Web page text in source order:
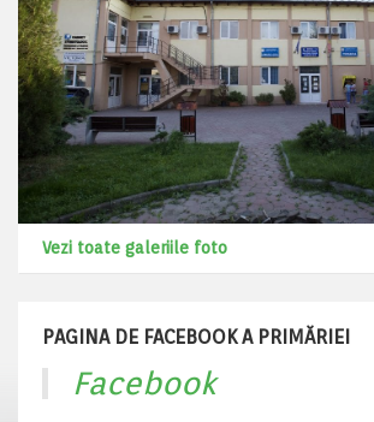
Vezi toate galeriile foto
PAGINA DE FACEBOOK A PRIMĂRIEI
Facebook